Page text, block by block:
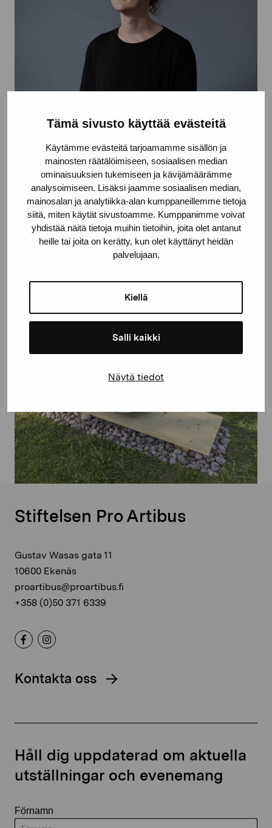
Tämä sivusto käyttää evästeitä
Käytämme evästeitä tarjoamamme sisällön ja
mainosten räätälöimiseen, sosiaalisen median
ominaisuuksien tukemiseen ja kävijämäärämme
analysoimiseen. Lisäksi jaamme sosiaalisen median,
mainosalan ja analytiikka-alan kumppaneillemme tietoja
siitä, miten käytät sivustoamme. Kumppanimme voivat
yhdistää näitä tietoja muihin tietoihin, joita olet antanut
heille tai joita on kerätty, kun olet käyttänyt heidän
palvelujaan.
Kiellä
Salli kaikki
Näytä tiedot
Tolvi(f. 1977) bor och arbetar i Kimito. Sedan
undergroundscenen för ljudkonst och har blivit något
av en central karaktär. Han har uppträtt och ställt ut
runtom i Finland samt turnerat internationellt. Han har
gett ut 14 soloskivor och medverkat på ett femtiotal
andra skivor. Han har även komponerat och musicerat
för film, dans och teater. Sedan 2014 har
Tolvi varit organisatör för
Stiftelsen Pro Artibus
Gustav Wasas gata 11
10600 Ekenäs
proartibus@proartibus.fi
+358 (0)50 371 6339
Kontakta oss
Håll dig uppdaterad om aktuella
utställningar och evenemang
Förnamn